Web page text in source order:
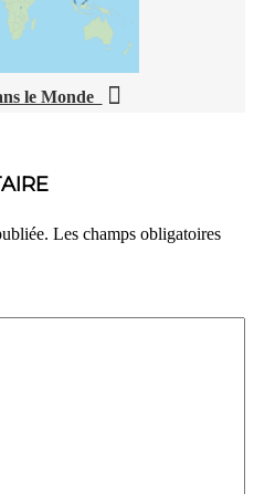
le Monde
Les champs obligatoires